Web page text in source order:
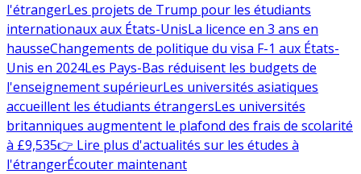
l'étrangerLes projets de Trump pour les étudiants
internationaux aux États-UnisLa licence en 3 ans en
hausseChangements de politique du visa F-1 aux États-
Unis en 2024Les Pays-Bas réduisent les budgets de
l'enseignement supérieurLes universités asiatiques
accueillent les étudiants étrangersLes universités
britanniques augmentent le plafond des frais de scolarité
à £9,535👉 Lire plus d'actualités sur les études à
l'étrangerÉcouter maintenant